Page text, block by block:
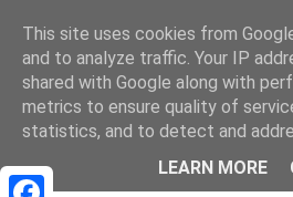
LAS FOTOS INÉDITAS DE
RETAGUARDIA
This site uses cookies from
and to analyze traffic. Your IP
shared with Google along with
metrics to ensure quality of
statistics, and to detect and
LEARN MORE